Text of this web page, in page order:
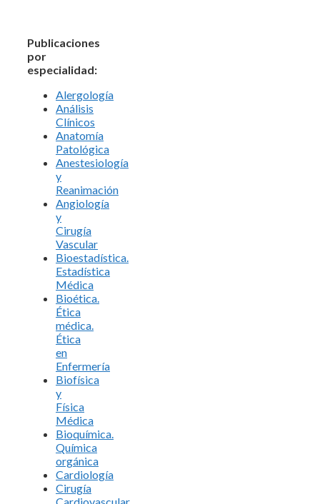
Publicaciones
por
especialidad:
Alergología
Análisis
Clínicos
Anatomía
Patológica
Anestesiología
y
Reanimación
Angiología
y
Cirugía
Vascular
Bioestadística.
Estadística
Médica
Bioética.
Ética
médica.
Ética
en
Enfermería
Biofísica
y
Física
Médica
Bioquímica.
Química
orgánica
Cardiología
Cirugía